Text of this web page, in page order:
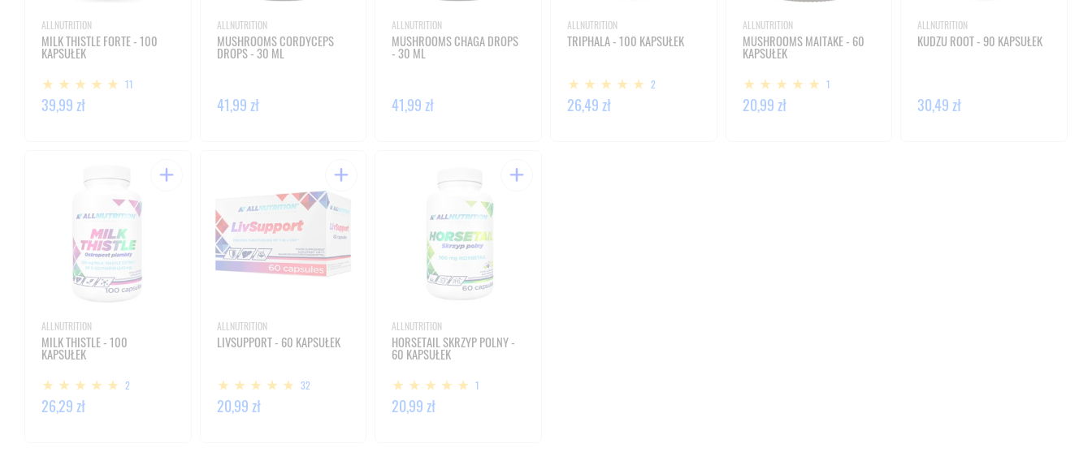
ALLNUTRITION
MILK THISTLE FORTE - 100
KAPSUŁEK
11
39,99 zł
ALLNUTRITION
MUSHROOMS CORDYCEPS
DROPS - 30 ML
41,99 zł
ALLNUTRITION
MUSHROOMS CHAGA DROPS
- 30 ML
41,99 zł
ALLNUTRITION
TRIPHALA - 100 KAPSUŁEK
2
26,49 zł
ALLNUTRITION
MUSHROOMS MAITAKE - 60
KAPSUŁEK
1
20,99 zł
ALLNUTRITION
KUDZU ROOT - 90 KAPSUŁEK
30,49 zł
ALLNUTRITION
MILK THISTLE - 100
KAPSUŁEK
2
26,29 zł
ALLNUTRITION
LIVSUPPORT - 60 KAPSUŁEK
32
20,99 zł
ALLNUTRITION
HORSETAIL SKRZYP POLNY -
60 KAPSUŁEK
1
20,99 zł